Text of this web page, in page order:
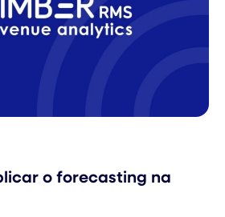
o forecasting na